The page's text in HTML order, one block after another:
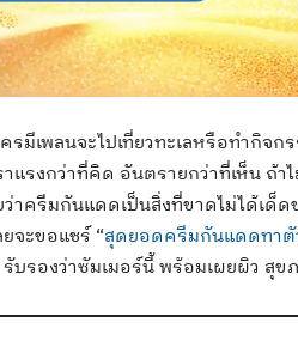
รมีเพลนจะไปเที่ยวทะเลหรือทำกิจ
แรงกว่าที่คิด อันตรายกว่าที่เห็น ถ้า
าครีมกันแดดเป็นสิ่งที่ขาดไม่ได้เด็
ยจะขอแชร์ “สุดยอดครีมกันแดดทาตั
บรองว่าซัมเมอร์นี้ พร้อมเผยผิว สุ